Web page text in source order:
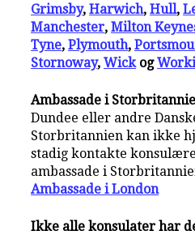
Grimsby,Harwich,Hull,
Manchester,Milton
Tyne,Plymouth,
Stornoway,Wickog
Ambassade i
Dundee eller andre
Storbritannien kan ikke
stadig kontakte
ambassade i
Ambassade i London
Ikke alle konsulater har